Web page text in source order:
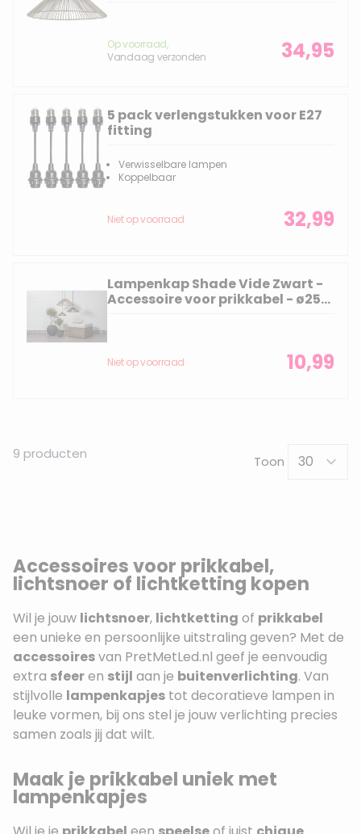
Op voorraad,
Vandaag verzonden
34,95
5 pack verlengstukken voor E27
fitting
Verwisselbare lampen
Koppelbaar
Niet op voorraad 32,99
Lampenkap Shade Vide Zwart -
Accessoire voor prikkabel - ø25
Niet op voorraad 10,99
9 producten Toon
Accessoires voor prikkabel,
lichtsnoer of lichtketting kopen
Wil je jouw lichtsnoer, lichtketting of prikkabel
een unieke en persoonlijke uitstraling geven? Met de
accessoiresvan PretMetLed.nl geef je eenvoudig
extra sfeeren stijl aan je buitenverlichting. Van
stijlvolle lampenkapjes tot decoratieve lampen in
leuke vormen, bij ons stel je jouw verlichting precies
samen zoals jij dat wilt.
Maak je prikkabel uniek met
lampenkapjes